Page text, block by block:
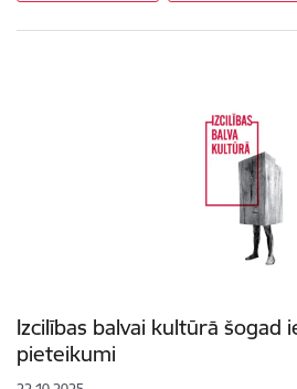
Izcilības balvai kultūrā šogad
pieteikumi